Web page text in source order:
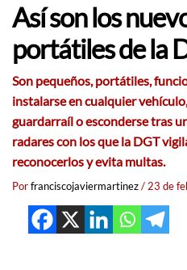
Así son los
portátiles de la
Son pequeños, portátiles,
instalarse en cualquier
guardarraíl o esconderse tras
radares con los que la DGT
reconocerlos y evita multas.
Porfranciscojaviermartinez/ 23 de